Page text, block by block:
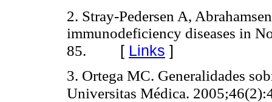
2. Stray-Pedersen A,
immunodeficiency diseases in
85. [ Links ]
3. Ortega MC. Generalidades
Universitas Médica.